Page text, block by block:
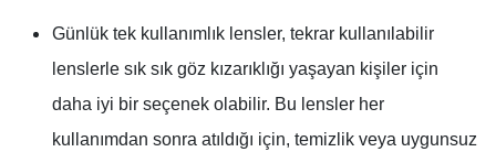
Günlük tek kullanımlık lensler, tekrar kullanılabilir
lenslerle sık sık göz kızarıklığı yaşayan kişiler için
daha iyi bir seçenek olabilir. Bu lensler her
kullanımdan sonra atıldığı için, temizlik veya uygunsuz